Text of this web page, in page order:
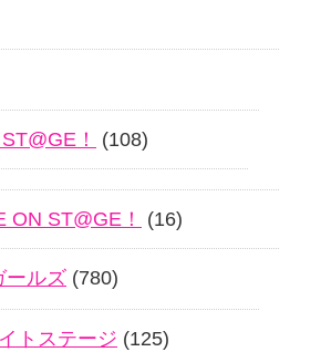
！ (108)
ST@GE！ (16)
ールズ (780)
トステージ (125)